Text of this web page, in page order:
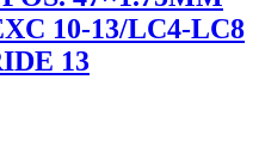
10-13/LC4-LC8
13